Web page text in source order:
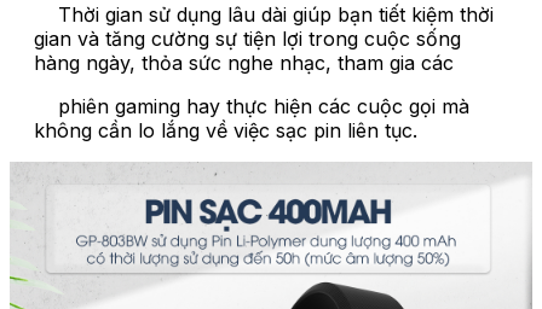
Thời gian sử dụng lâu dài giúp bạn tiết kiệm thời
gian và tăng cường sự tiện lợi trong cuộc sống
hàng ngày, thỏa sức nghe nhạc, tham gia các
phiên gaming hay thực hiện các cuộc gọi mà
không cần lo lắng về việc sạc pin liên tục.